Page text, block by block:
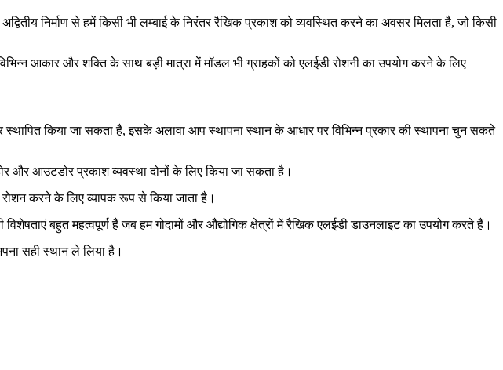
निर्माण से हमें किसी भी लम्बाई के निरंतर रैखिक प्रकाश को व्यवस्थित करने का अवसर मिलता है, जो किसी
आकार और शक्ति के साथ बड़ी मात्रा में मॉडल भी ग्राहकों को एलईडी रोशनी का उपयोग करने के लिए
किया जा सकता है, इसके अलावा आप स्थापना स्थान के आधार पर विभिन्न प्रकार की स्थापना चुन सकते
और आउटडोर प्रकाश व्यवस्था दोनों के लिए किया जा सकता है।
रोशन करने के लिए व्यापक रूप से किया जाता है।
बहुत महत्वपूर्ण हैं जब हम गोदामों और औद्योगिक क्षेत्रों में रैखिक एलईडी डाउनलाइट का उपयोग करते हैं।
सही स्थान ले लिया है।